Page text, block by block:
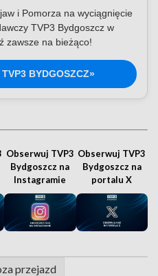
i Pomorza na wyciągnięcie
TVP3 Bydgoszcz w
zawsze na bieżąco!
BYDGOSZCZ»
Obserwuj TVP3
Bydgoszcz na
Instagramie
Obserwuj TVP3
Bydgoszcz na
portalu X
przejazd